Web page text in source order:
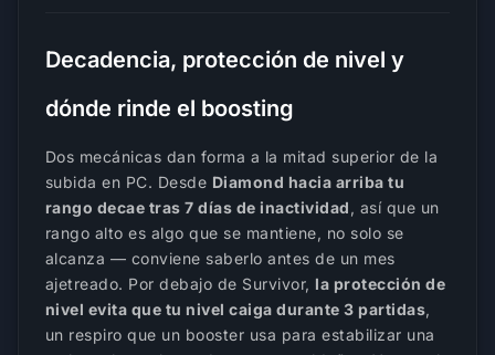
Decadencia, protección de nivel y
dónde rinde el boosting
Dos mecánicas dan forma a la mitad superior de la
subida en PC. Desde Diamond hacia arriba tu
rango decae tras 7 días de inactividad , así que un
rango alto es algo que se mantiene, no solo se
alcanza — conviene saberlo antes de un mes
ajetreado. Por debajo de Survivor, la protección de
nivel evita que tu nivel caiga durante 3 partidas,
un respiro que un booster usa para estabilizar una